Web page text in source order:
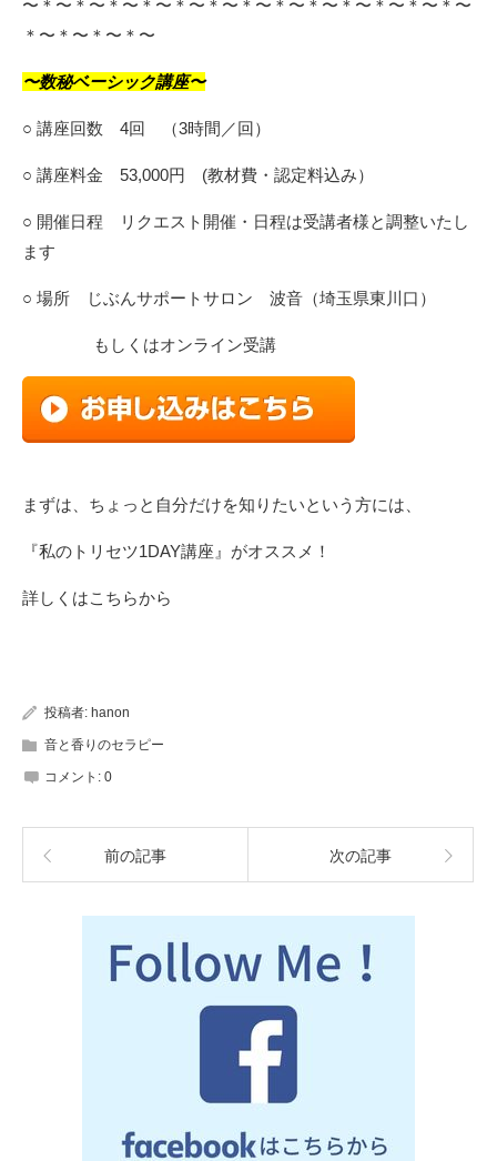
〜＊〜＊〜＊〜＊〜＊〜＊〜＊〜＊〜＊〜＊〜＊〜＊〜＊〜
＊〜＊〜＊〜＊〜
〜数秘ベーシック講座〜
○ 講座回数 4回 （3時間／回）
○ 講座料金 53,000円 (教材費・認定料込み）
○ 開催日程 リクエスト開催・日程は受講者様と調整いたし
ます
○ 場所 じぶんサポートサロン 波音（埼玉県東川口）
もしくはオンライン受講
まずは、ちょっと自分だけを知りたいという方には、
『私のトリセツ1DAY講座』がオススメ！
詳しくはこちらから
投稿者: hanon
音と香りのセラピー
コメント: 0
前の記事 次の記事